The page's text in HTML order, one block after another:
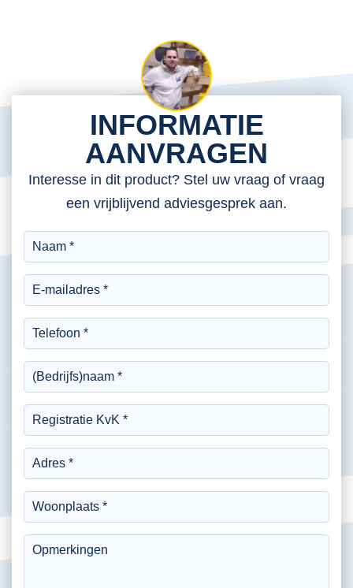
INFORMATIE
AANVRAGEN
Interesse in dit product? Stel uw vraag of vraag
een vrijblijvend adviesgesprek aan.